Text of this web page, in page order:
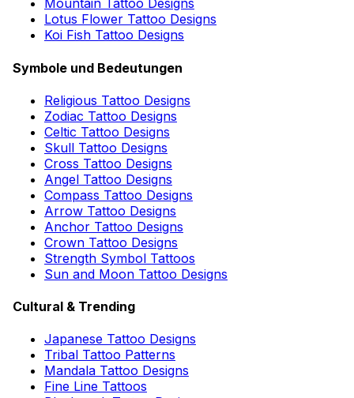
Mountain Tattoo Designs
Lotus Flower Tattoo Designs
Koi Fish Tattoo Designs
Symbole und Bedeutungen
Religious Tattoo Designs
Zodiac Tattoo Designs
Celtic Tattoo Designs
Skull Tattoo Designs
Cross Tattoo Designs
Angel Tattoo Designs
Compass Tattoo Designs
Arrow Tattoo Designs
Anchor Tattoo Designs
Crown Tattoo Designs
Strength Symbol Tattoos
Sun and Moon Tattoo Designs
Cultural & Trending
Japanese Tattoo Designs
Tribal Tattoo Patterns
Mandala Tattoo Designs
Fine Line Tattoos